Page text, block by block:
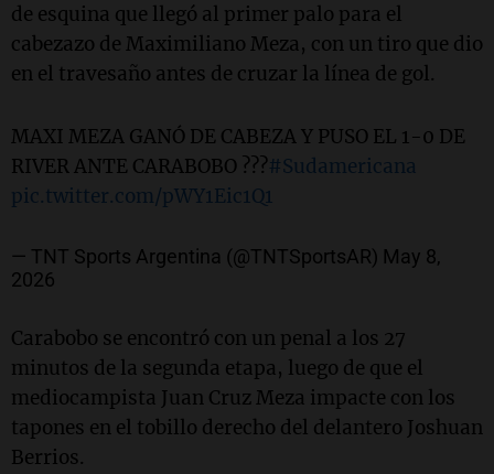
de esquina que llegó al primer palo para el
cabezazo de Maximiliano Meza, con un tiro que dio
en el travesaño antes de cruzar la línea de gol.
MAXI MEZA GANÓ DE CABEZA Y PUSO EL 1-0 DE
RIVER ANTE CARABOBO ???#Sudamericana
pic.twitter.com/pWY1Eic1Q1
— TNT Sports Argentina (@TNTSportsAR) May 8,
2026
Carabobo se encontró con un penal a los 27
minutos de la segunda etapa, luego de que el
mediocampista Juan Cruz Meza impacte con los
tapones en el tobillo derecho del delantero Joshuan
Berrios.